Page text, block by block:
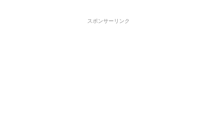
スポンサーリンク